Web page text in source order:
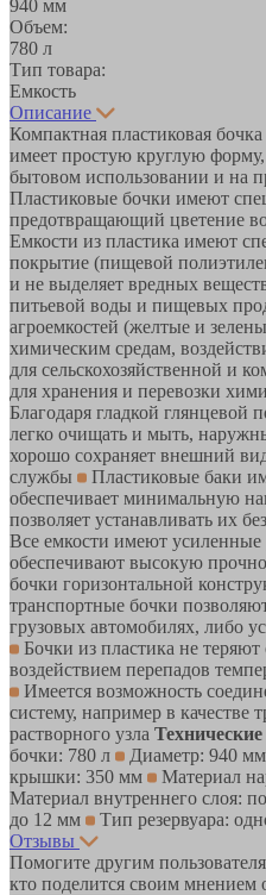
940 мм
Объем:
780 л
Тип товара:
Емкость
Описание
Компактная пластиковая
имеет простую круглую форму,
бытовом использовании и на
Пластиковые бочки имеют
предотвращающий цветение
Емкости из пластика имеют
покрытие (пищевой
и не выделяет вредных
питьевой воды и пищевых
агроемкостей (желтые и
химическим средам,
для сельскохозяйственной и
для хранения и перевозки
Благодаря гладкой глянцевой
легко очищать и мыть,
хорошо сохраняет внешний
службы
Пластиковые баки
обеспечивает минимальную
позволяет устанавливать их
Все емкости имеют усиленные
обеспечивают высокую
бочки горизонтальной
транспортные бочки
грузовых автомобилях, либо
Бочки из пластика не
воздействием перепадов
Имеется возможность
систему, например в качестве
растворного узла
бочки: 780 л
Диаметр: 940 мм
крышки: 350 мм
Материал
Материал внутреннего слоя:
до 12 мм
Тип резервуара:
Отзывы
Помогите другим
кто поделится своим мнением